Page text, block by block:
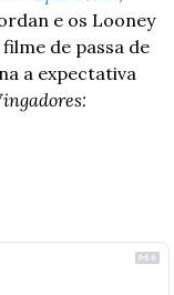
e os Looney
de passa de
a expectativa